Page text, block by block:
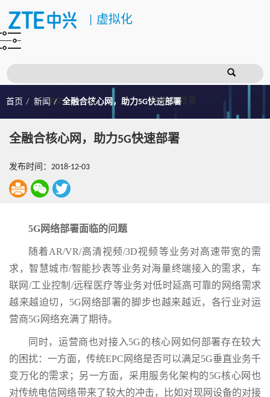
虚拟化
注册 登录
首页 新闻 全融合核心网，助力5G快速部署
全融合核心网，助力5G快速部署
发布时间：2018-12-03
5G网络部署面临的问题
随着AR/VR/高清视频/3D视频等业务对高速带宽的需
求，智慧城市/智能抄表等业务对海量终端接入的需求，车
联网/工业控制/远程医疗等业务对低时延高可靠的网络需求
越来越迫切，5G网络部署的脚步也越来越近，各行业对运
营商5G网络充满了期待。
同时，运营商也对接入5G的核心网如何部署存在较大
的困扰：一方面，传统EPC网络是否可以满足5G垂直业务千
变万化的需求；另一方面，采用服务化架构的5G核心网也
对传统电信网络带来了较大的冲击，比如对现网设备的对接